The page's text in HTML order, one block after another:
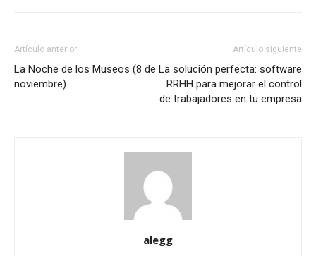
Artículo anterior
La Noche de los Museos (8 de
noviembre)
Artículo siguiente
La solución perfecta: software
RRHH para mejorar el control
de trabajadores en tu empresa
alegg